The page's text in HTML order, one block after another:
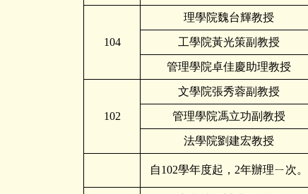
104
理學院魏台輝教授
工學院黃光策副教授
管理學院卓佳慶助理教授
102
文學院張秀蓉副教授
管理學院馮立功副教授
法學院劉建宏教授
自102學年度起，2年辦理ㄧ次。